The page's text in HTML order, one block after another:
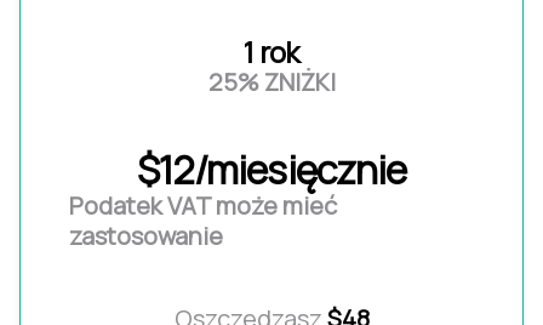
1 rok
25% ZNIŻKI
$12/miesięcznie
Podatek VAT może mieć
zastosowanie
Oszczędzasz$48